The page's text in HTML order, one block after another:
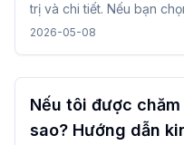
trị và chi tiết. Nếu bạn
và thời gian của mình và
2026-05-08
Nếu tôi được
sao? Hướng dẫn